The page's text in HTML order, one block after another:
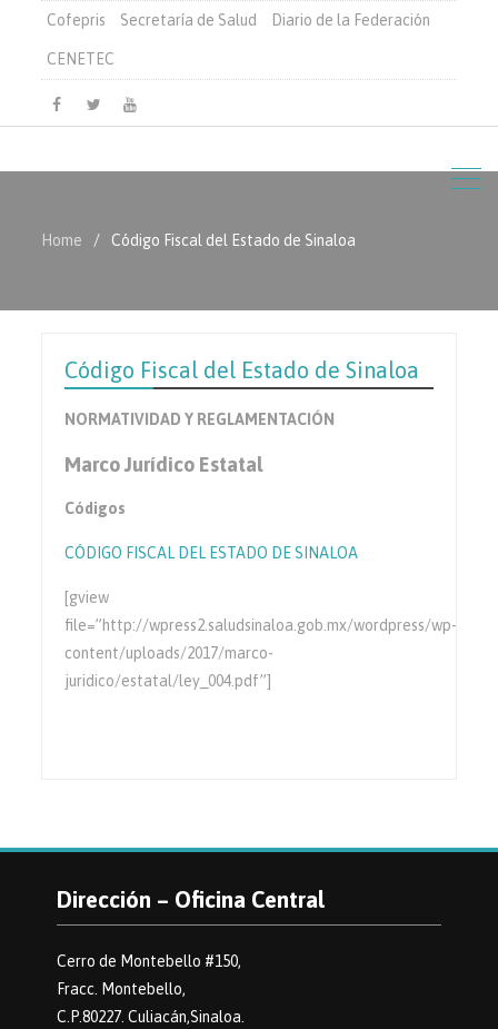
Cofepris Secretaría de Salud Diario de la Federación
CENETEC
Facebook
TwitterYoutube
Home Código Fiscal del Estado de Sinaloa
Código Fiscal del Estado de Sinaloa
NORMATIVIDAD Y REGLAMENTACIÓN
Marco Jurídico Estatal
Códigos
CÓDIGO FISCAL DEL ESTADO DE SINALOA
[gview
file=”http://wpress2.saludsinaloa.gob.mx/wordpress/wp-
content/uploads/2017/marco-
juridico/estatal/ley_004.pdf”]
Dirección – Oficina Central
Cerro de Montebello #150,
Fracc. Montebello,
C.P.80227. Culiacán,Sinaloa.